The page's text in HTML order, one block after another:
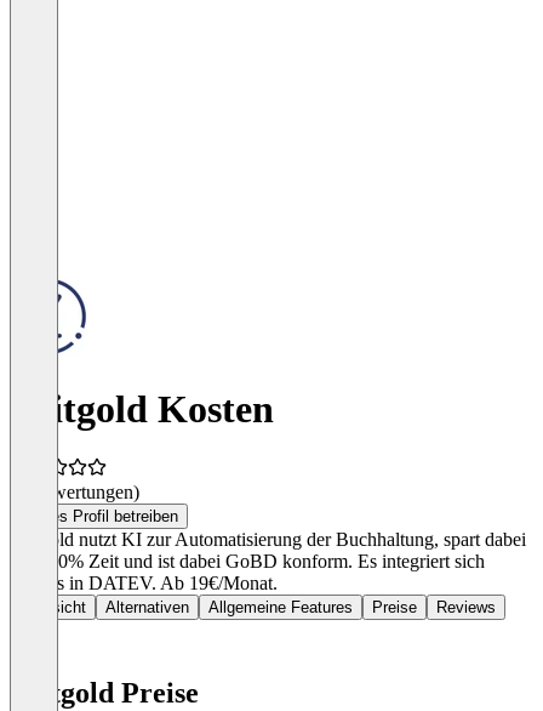
Zeitgold Kosten
(0 Bewertungen)
Dieses Profil betreiben
Zeitgold nutzt KI zur Automatisierung der Buchhaltung, spart dabei
über 50% Zeit und ist dabei GoBD konform. Es integriert sich
nahtlos in DATEV. Ab 19€/Monat.
Übersicht Alternativen Allgemeine Features Preise Reviews
Zeitgold Preise